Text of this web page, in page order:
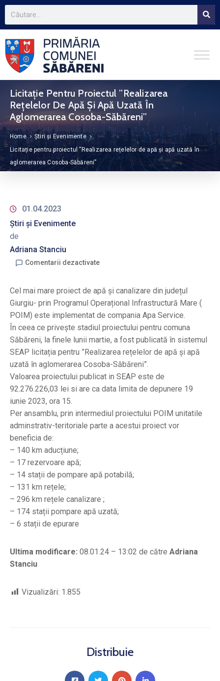
Licitație Pentru Proiectul ”Realizarea
Rețelelor De Apă Și Apă Uzată În
Aglomerarea Cosoba-Săbăreni”
Home
Știri și Evenimente
Licitație pentru proiectul ”Realizarea rețelelor de apă și apă uzată în
aglomerarea Cosoba-Săbăreni”
01.04.2023
Știri și Evenimente
de
Adriana Stanciu
Comentarii dezactivate
Cel mai mare proiect de apă și canalizare din județul
Giurgiu- prin Programul Operațional Infrastructură Mare (
POIM) este implementat de compania Apa Service.
În ceea ce privește stadiul proiectului pentru comuna
Săbăreni, la finele lunii martie, a fost publicată în sistemul
SEAP licitația pentru ”Realizarea rețelelor de apă și apă
uzată în aglomerarea Cosoba-Săbăreni”.
Valoarea proiectului publicat in SEAP este de
92.276.226,03 lei si are ca data limita de depunere 19
iunie 2023, ora 15.
Per ansamblu, prin intermediul proiectului POIM unitatile
adminstrativ-teritoriale parte a acestui proiect vor
beneficia de:
– 140 km aducțiune;
– 17 rezervoare apă;
– 14 stații de pompare apă potabilă;
– 131 km rețele;
– 296 km rețele canalizare ;
– 174 stații pompare apă uzată;
– 6 stații de epurare
Ultima modificare: 08.01.24 – 13:02 de către Adriana
Stanciu
Vizualizări: 1.855
Distribuie